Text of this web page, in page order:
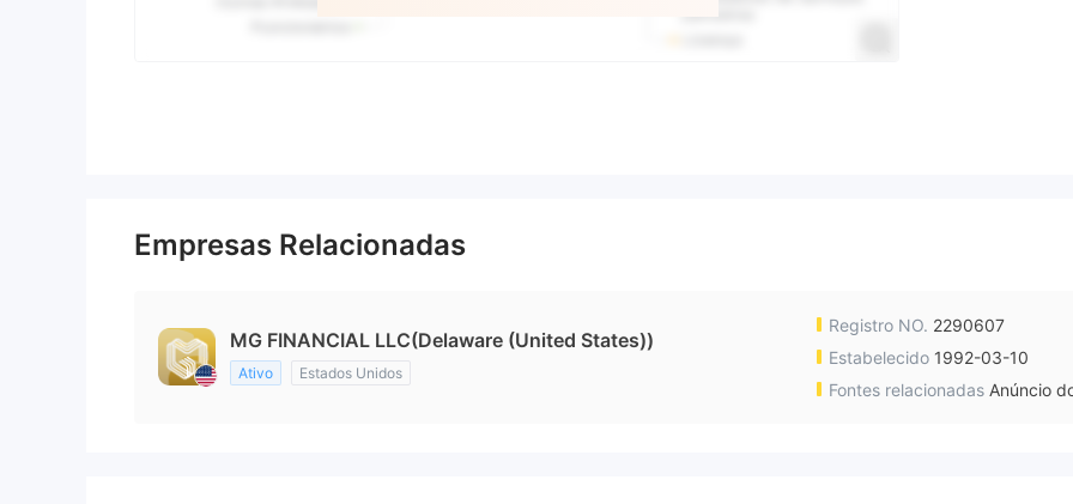
Empresas Relacionadas
MG FINANCIAL LLC(Delaware (United States))
Ativo Estados Unidos
Registro NO. 2290607
Estabelecido 1992-03-10
Fontes relacionadas Anúncio